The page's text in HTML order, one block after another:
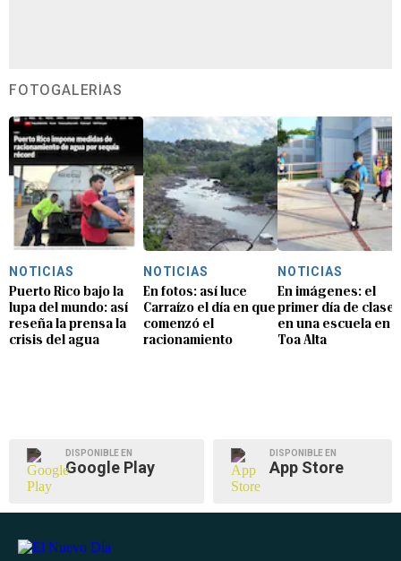
FOTOGALERÍAS
NOTICIAS
Puerto Rico bajo la
lupa del mundo: así
reseña la prensa la
crisis del agua
NOTICIAS
En fotos: así luce
Carraízo el día en que
comenzó el
racionamiento
NOTICIAS
En imágenes: el
primer día de clases
en una escuela en
Toa Alta
DISPONIBLE EN
Google Play
DISPONIBLE EN
App Store